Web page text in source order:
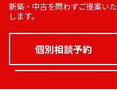
新築・中古を問わずご提案いた
します。
個別相談予約